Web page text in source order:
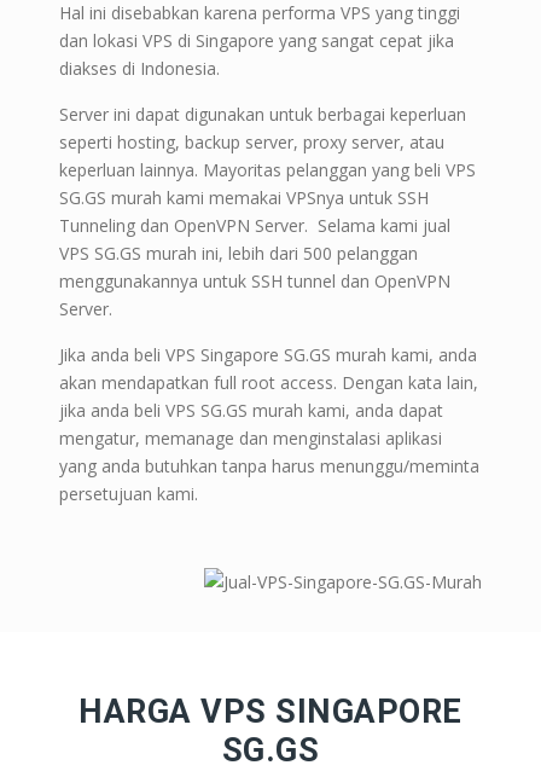
Hal ini disebabkan karena performa VPS yang tinggi
dan lokasi VPS di Singapore yang sangat cepat jika
diakses di Indonesia.
Server ini dapat digunakan untuk berbagai keperluan
seperti hosting, backup server, proxy server, atau
keperluan lainnya. Mayoritas pelanggan yang beli VPS
SG.GS murah kami memakai VPSnya untuk SSH
Tunneling dan OpenVPN Server. Selama kami jual
VPS SG.GS murah ini, lebih dari 500 pelanggan
menggunakannya untuk SSH tunnel dan OpenVPN
Server.
Jika anda beli VPS Singapore SG.GS murah kami, anda
akan mendapatkan full root access. Dengan kata lain,
jika anda beli VPS SG.GS murah kami, anda dapat
mengatur, memanage dan menginstalasi aplikasi
yang anda butuhkan tanpa harus menunggu/meminta
persetujuan kami.
HARGA VPS SINGAPORE
SG.GS